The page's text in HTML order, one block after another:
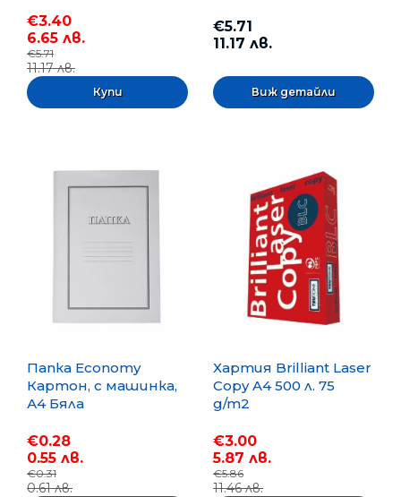
€3.40
6.65 лв.
€5.71
11.17 лв.
€5.71
11.17 лв.
Виж детайли
Папка Economy
Картон, с машинка,
А4 Бяла
€0.28
0.55 лв.
€0.31
0.61 лв.
Хартия Brilliant Laser
Copy A4 500 л. 75
g/m2
€3.00
5.87 лв.
€5.86
11.46 лв.